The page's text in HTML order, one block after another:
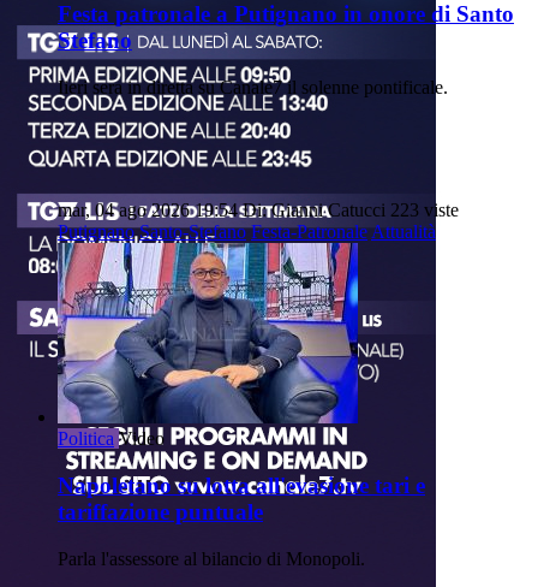
Festa patronale a Putignano in onore di Santo
Stefano
Iieri sera in diretta su Canale7 il solenne pontificale.
mar, 04 ago 2026 19:54 Di: Gianni Catucci 223 viste
Putignano Santo-Stefano Festa-Patronale Attualità
Politica Video
Napoletano su lotta all'evasione tari e
tariffazione puntuale
Parla l'assessore al bilancio di Monopoli.